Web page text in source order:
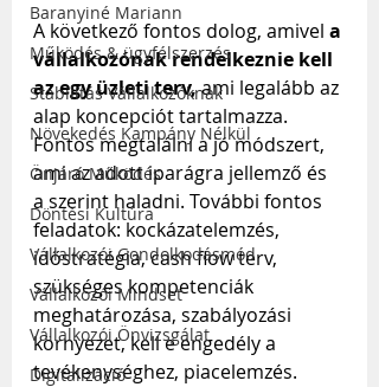
Baranyiné Mariann
Működés & ügyfélszerzés
Stabilitás Vállalkozóknak
Növekedés Kampány Nélkül
Önjáró Működés
Döntési Kultúra
Vállalkozói Gondolkodásmód
Vállalkozói Mindset
Vállalkozói Önvizsgálat
Digitalizáció
A következő fontos dolog, amivel a
vállalkozónak rendelkeznie kell
az egy üzleti terv, ami legalább az
alap koncepciót tartalmazza.
Fontos megtalálni a jó módszert,
ami az adott iparágra jellemző és
a szerint haladni. További fontos
feladatok: kockázatelemzés,
időstratégia, cash flow terv,
szükséges kompetenciák
meghatározása, szabályozási
környezet, kell e engedély a
tevékenységhez, piacelemzés.